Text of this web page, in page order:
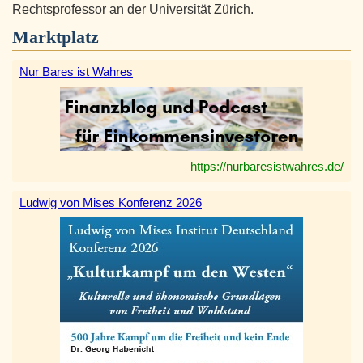
Rechtsprofessor an der Universität Zürich.
Marktplatz
Nur Bares ist Wahres
https://nurbaresistwahres.de/
Ludwig von Mises Konferenz 2026